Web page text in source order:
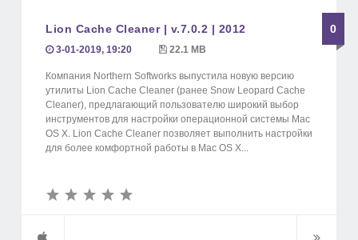
Lion Cache Cleaner | v.7.0.2 | 2012 0
3-01-2019, 19:20 22.1 MB
Компания Northern Softworks выпустила новую версию
утилиты Lion Cache Cleaner (ранее Snow Leopard Cache
Cleaner), предлагающий пользователю широкий выбор
инструментов для настройки операционной системы Mac
OS X. Lion Cache Cleaner позволяет выполнить настройки
для более комфортной работы в Mac OS X...